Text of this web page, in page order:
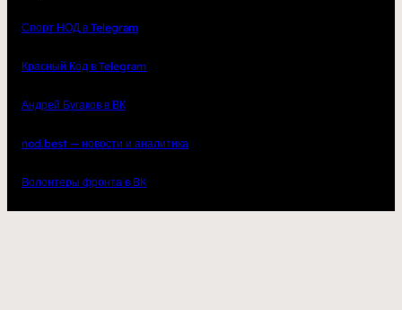
Спорт НОД в Telegram
Красный Код в Telegram
Андрей Бугаков в ВК
nod.best — новости и аналитика
Волонтеры фронта в ВК